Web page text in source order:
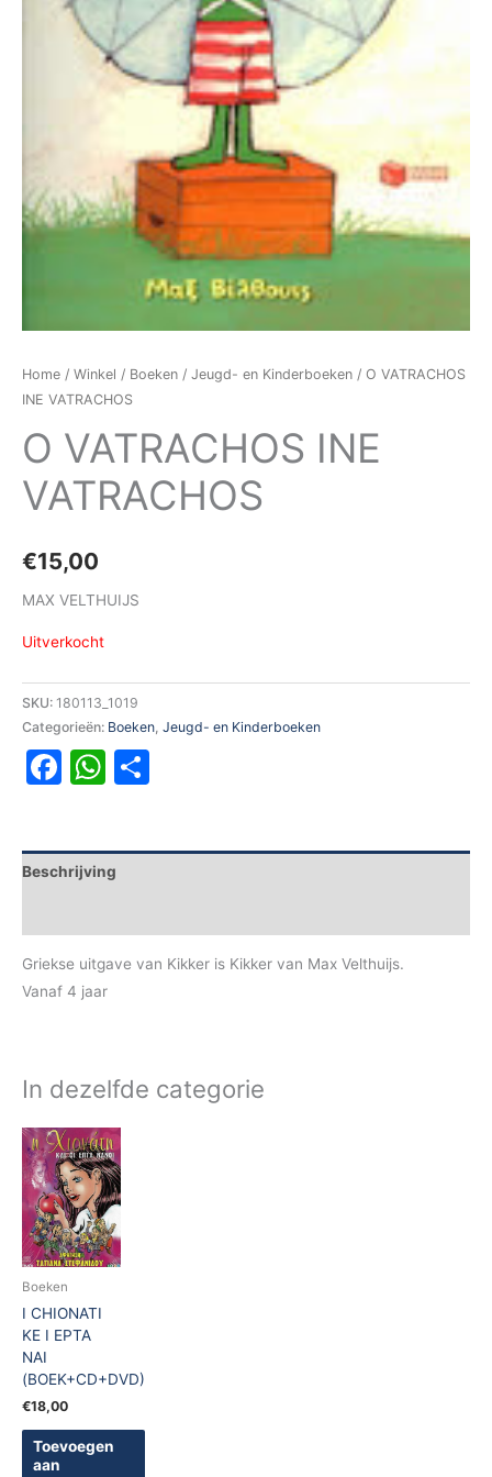
Home / Winkel / Boeken / Jeugd- en Kinderboeken / O VATRACHOS
INE VATRACHOS
O VATRACHOS INE
VATRACHOS
€15,00
MAX VELTHUIJS
Uitverkocht
SKU: 180113_1019
Categorieën: Boeken Jeugd- en Kinderboeken
Facebook
WhatsApp
Beschrijving
Griekse uitgave van Kikker is Kikker van Max Velthuijs.
Vanaf 4 jaar
In dezelfde categorie
Boeken
I CHIONATI
KE I EPTA
NAI
(BOEK+CD+DVD)
€18,00
Toevoegen
aan